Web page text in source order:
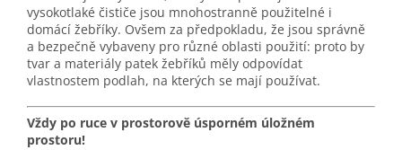
vysokotlaké čističe jsou mnohostranně použitelné i
domácí žebříky. Ovšem za předpokladu, že jsou správně
a bezpečně vybaveny pro různé oblasti použití: proto by
tvar a materiály patek žebříků měly odpovídat
vlastnostem podlah, na kterých se mají používat.
Vždy po ruce v prostorově úsporném úložném
prostoru!